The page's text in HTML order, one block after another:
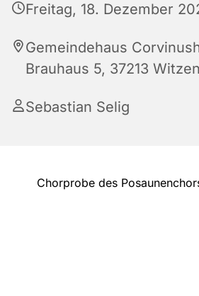
Freitag, 18. Dezember
Gemeindehaus
Brauhaus 5, 37213
Sebastian Selig
Chorprobe des